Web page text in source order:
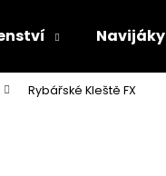
Navijáky
Rybářské Kleště FX
Co